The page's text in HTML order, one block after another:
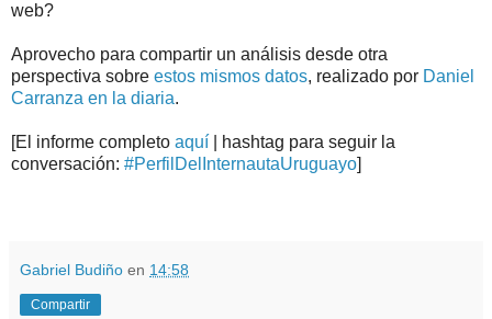
web?
Aprovecho para compartir un análisis desde otra
perspectiva sobre estos mismos datos, realizado por Daniel
Carranza en la diaria.
[El informe completo aquí | hashtag para seguir la
conversación: #PerfilDelInternautaUruguayo]
Gabriel Budiño en 14:58
Compartir